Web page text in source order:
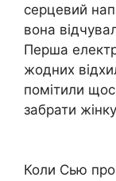
серцевий
вона
Перша
жодних
помітили
забрати
Коли Сью